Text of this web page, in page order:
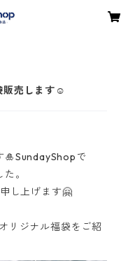
販売します☺️
🎍SundayShopで
。
し上げます🤗
リジナル福袋をご紹